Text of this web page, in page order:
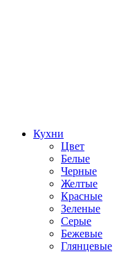
Кухни
Цвет
Белые
Черные
Желтые
Красные
Зеленые
Серые
Бежевые
Глянцевые